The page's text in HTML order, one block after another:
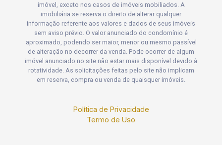
imóvel, exceto nos casos de imóveis mobiliados. A
imobiliária se reserva o direito de alterar qualquer
informação referente aos valores e dados de seus imóveis
sem aviso prévio. O valor anunciado do condomínio é
aproximado, podendo ser maior, menor ou mesmo passível
de alteração no decorrer da venda. Pode ocorrer de algum
imóvel anunciado no site não estar mais disponível devido à
rotatividade. As solicitações feitas pelo site não implicam
em reserva, compra ou venda de quaisquer imóveis.
Política de Privacidade
Termo de Uso